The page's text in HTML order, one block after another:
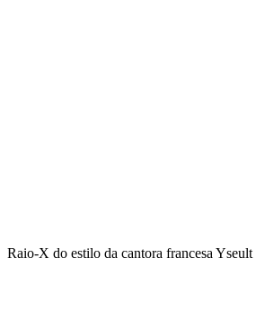
Raio-X do estilo da cantora francesa Yseult